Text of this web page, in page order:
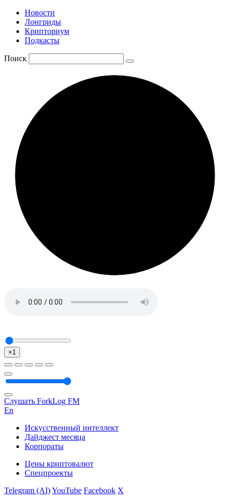
Новости
Лонгриды
Крипториум
Подкасты
Поиск
×1
Слушать ForkLog FM
En
Искусственный интеллект
Дайджест месяца
Корпораты
Цены криптовалют
Спецпроекты
Telegram (AI)YouTube Facebook X